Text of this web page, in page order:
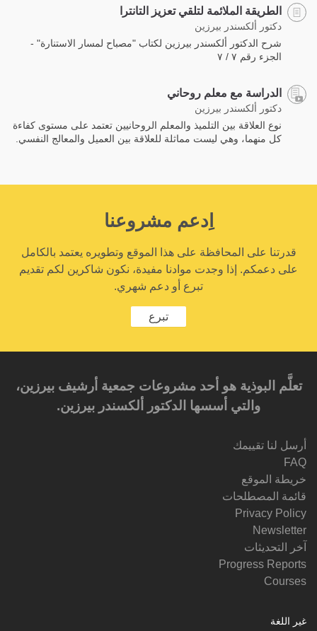
الطريقة الملائمة لتلقي تعزيز التانترا
دكتور ألكسندر بيرزين
شرح الدكتور ألكسندر بيرزين لكتاب "مصباح لمسار الاستنارة" -
الجزء رقم ٧ / ٧
الدراسة مع معلم روحاني
دكتور ألكسندر بيرزين
نوع العلاقة بين التلميذ والمعلم الروحانيين تعتمد على مستوى كفاءة
كل منهما، وهي ليست مماثلة للعلاقة بين العميل والمعالج النفسي.
اِدعم مشروعنا
قدرتنا على المحافظة على هذا الموقع وتطويره يعتمد بالكامل
على دعمكم. إذا وجدت موادنا مفيدة، نكون شاكرين لكم تقديم
تبرع أو دعم شهري.
تبرع
تعلَّم البوذية هو أحد مشروعات جمعية أرشيف بيرزين،
والتي أسسها الدكتور ألكسندر بيرزين.‎‎
أرسل لنا تقييمك
FAQ
خريطة الموقع
قائمة المصطلحات
Privacy Policy
Newsletter
آخر التحديثات
Progress Reports
Courses
غير اللغة